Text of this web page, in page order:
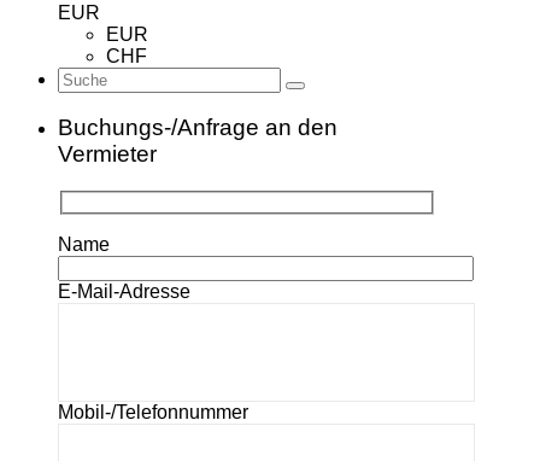
EUR
EUR
CHF
Buchungs-/Anfrage an den
Vermieter
Name
E-Mail-Adresse
Mobil-/Telefonnummer